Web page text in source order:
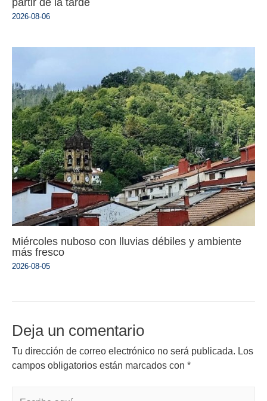
2026-08-06
Miércoles nuboso con lluvias débiles y ambiente
más fresco
2026-08-05
Deja un comentario
Tu dirección de correo electrónico no será publicada. Los
campos obligatorios están marcados con *